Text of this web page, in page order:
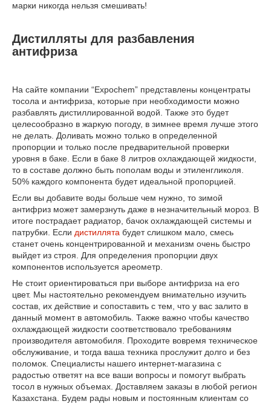
марки никогда нельзя смешивать!
Дистилляты для разбавления
антифриза
На сайте компании “Expochem” представлены концентраты
тосола и антифриза, которые при необходимости можно
разбавлять дистиллированной водой. Также это будет
целесообразно в жаркую погоду, в зимнее время лучше этого
не делать. Доливать можно только в определенной
пропорции и только после предварительной проверки
уровня в баке. Если в баке 8 литров охлаждающей жидкости,
то в составе должно быть пополам воды и этиленгликоля.
50% каждого компонента будет идеальной пропорцией.
Если вы добавите воды больше чем нужно, то зимой
антифриз может замерзнуть даже в незначительный мороз. В
итоге пострадает радиатор, бачок охлаждающей системы и
патрубки. Если дистиллята будет слишком мало, смесь
станет очень концентрированной и механизм очень быстро
выйдет из строя. Для определения пропорции двух
компонентов используется ареометр.
Не стоит ориентироваться при выборе антифриза на его
цвет. Мы настоятельно рекомендуем внимательно изучить
состав, их действие и сопоставить с тем, что у вас залито в
данный момент в автомобиль. Также важно чтобы качество
охлаждающей жидкости соответствовало требованиям
производителя автомобиля. Проходите вовремя техническое
обслуживание, и тогда ваша техника прослужит долго и без
поломок. Специалисты нашего интернет-магазина с
радостью ответят на все ваши вопросы и помогут выбрать
тосол в нужных объемах. Доставляем заказы в любой регион
Казахстана. Будем рады новым и постоянным клиентам со